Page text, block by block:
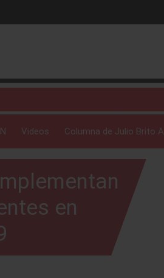
Videos Columna de Julio Brito A.
en